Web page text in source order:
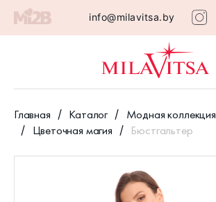
info@milavitsa.by
Главная Каталог
Модная коллекция
Цветочная магия
Бюстгальтер